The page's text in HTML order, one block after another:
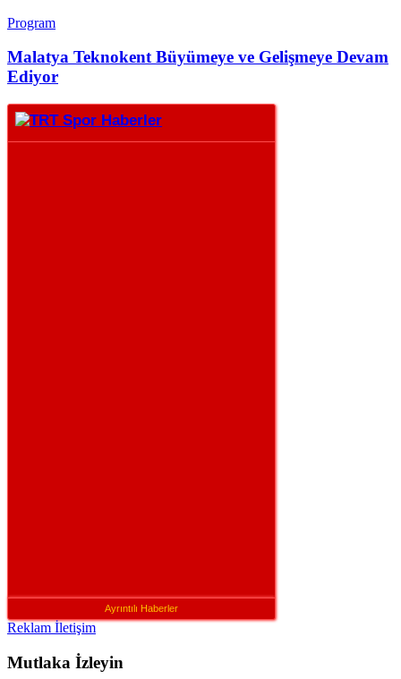
Program
Malatya Teknokent Büyümeye ve Gelişmeye Devam
Ediyor
Ayrıntılı Haberler
Reklam İletişim
Mutlaka İzleyin